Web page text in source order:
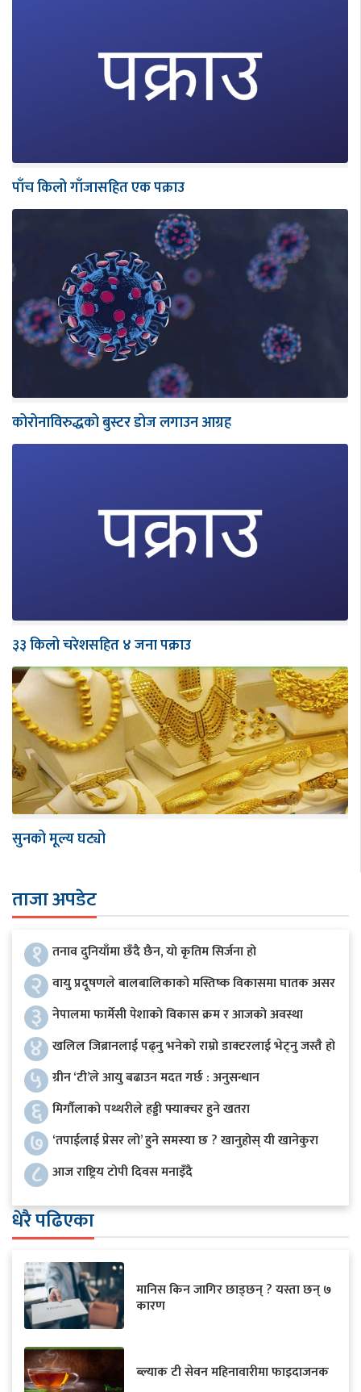
पाँच किलो गाँजासहित एक पक्राउ
कोरोनाविरुद्धको बुस्टर डोज लगाउन आग्रह
३३ किलो चरेशसहित ४ जना पक्राउ
सुनको मूल्य घट्यो
ताजा अपडेट
१ तनाव दुनियाँमा छँदै छैन, यो कृतिम सिर्जना हो
२ वायु प्रदूषणले बालबालिकाको मस्तिष्क विकासमा घातक असर
३ नेपालमा फार्मेसी पेशाको विकास क्रम र आजको अवस्था
४ खलिल जिब्रानलाई पढ्नु भनेको राम्रो डाक्टरलाई भेट्नु जस्तै हो
५ ग्रीन ‘टी’ले आयु बढाउन मदत गर्छ : अनुसन्धान
६ मिर्गौलाको पथ्थरीले हड्डी फ्याक्चर हुने खतरा
७ ‘तपाईलाई प्रेसर लो’ हुने समस्या छ ? खानुहोस् यी खानेकुरा
८ आज राष्ट्रिय टोपी दिवस मनाइँदै
धेरै पढिएका
मानिस किन जागिर छाड्छन् ? यस्ता छन् ७
कारण
ब्ल्याक टी सेवन महिनावारीमा फाइदाजनक